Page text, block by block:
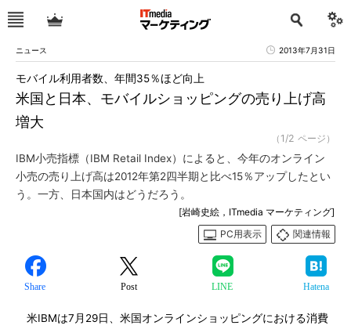
ニュース 2013年7月31日
米国と日本、モバイルショッピングの売り上げ高
増大
モバイル利用者数、年間35％ほど向上
（1/2 ページ）
IBM小売指標（IBM Retail Index）によると、今年のオンライン
小売の売り上げ高は2012年第2四半期と比べ15％アップしたとい
う。一方、日本国内はどうだろう。
[岩崎史絵，ITmedia マーケティング]
PC用表示
関連情報
Share Post LINE Hatena
米IBMは7月29日、米国オンラインショッピングにおける消費